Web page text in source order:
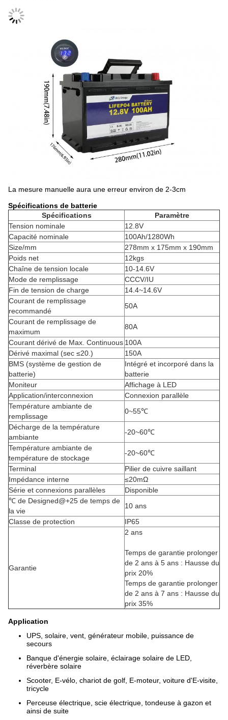
La mesure manuelle aura une erreur environ de 2-3cm
Spécifications de batterie
Spécifications
Paramètre
Tension nominale
12.8V
Capacité nominale
100Ah/1280Wh
Size/mm
278mm x 175mm x 190mm
Poids net
12kgs
Chaîne de tension locale
10-14.6V
Mode de remplissage
CCCV/IU
Fin de tension de charge
14.4~14.6V
Courant de remplissage
recommandé
50A
Courant de remplissage de
maximum
80A
Courant dérivé de Max. Continuous 100A
Dérivé maximal (sec ≤20.)
150A
BMS (système de gestion de
batterie)
Intégré et incorporé dans la
batterie
Moniteur
Affichage à LED
Application/interconnexion
Connexion parallèle
Température ambiante de
remplissage
0~55℃
Décharge de la température
ambiante
-20~60℃
Température ambiante de
température de stockage
-20~60℃
Terminal
Pilier de cuivre saillant
Impédance interne
≤20mΩ
Série et connexions parallèles
Disponible
℃ de Designed@+25 de temps de
la vie
10 ans
Classe de protection
IP65
Garantie
2 ans
Temps de garantie prolonger
de 2 ans à 5 ans : Hausse du
prix 20%
Temps de garantie prolonger
de 2 ans à 7 ans : Hausse du
prix 35%
Application
UPS, solaire, vent, générateur mobile, puissance de
secours
Banque d'énergie solaire, éclairage solaire de LED,
réverbère solaire
Scooter, E-vélo, chariot de golf, E-moteur, voiture d'E-visite,
tricycle
Perceuse électrique, scie électrique, tondeuse à gazon et
ainsi de suite